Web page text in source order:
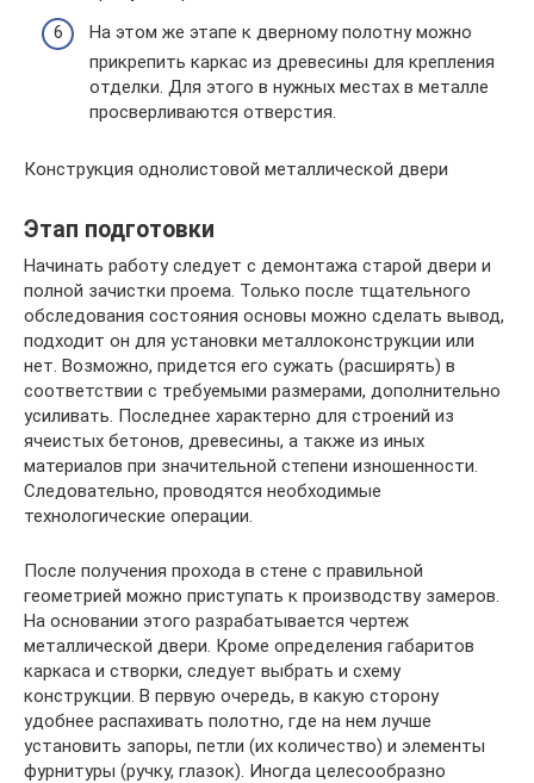
На этом же этапе к дверному полотну можно
прикрепить каркас из древесины для крепления
отделки. Для этого в нужных местах в металле
просверливаются отверстия.
Конструкция однолистовой металлической двери
Этап подготовки
Начинать работу следует с демонтажа старой двери и
полной зачистки проема. Только после тщательного
обследования состояния основы можно сделать вывод,
подходит он для установки металлоконструкции или
нет. Возможно, придется его сужать (расширять) в
соответствии с требуемыми размерами, дополнительно
усиливать. Последнее характерно для строений из
ячеистых бетонов, древесины, а также из иных
материалов при значительной степени изношенности.
Следовательно, проводятся необходимые
технологические операции.
После получения прохода в стене с правильной
геометрией можно приступать к производству замеров.
На основании этого разрабатывается чертеж
металлической двери. Кроме определения габаритов
каркаса и створки, следует выбрать и схему
конструкции. В первую очередь, в какую сторону
удобнее распахивать полотно, где на нем лучше
установить запоры, петли (их количество) и элементы
фурнитуры (ручку, глазок). Иногда целесообразно